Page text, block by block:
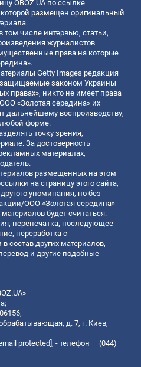
OBOZ.UA по ссылке
которой размещен оригинальный
том числе интервью, статьи,
журналистов
права на которые
Getty Images редакция
законом Украины
правах», никто не имеет права
«Золотая середина» их
дальнейшему воспроизводству,
форме.
точку зрения,
За достоверность
материалах,
размещенных на этом
на страницу этого сайта,
упоминания, но без
ООО «Золотая середина»
будет считаться:
перепечатка, последующее
переработка с
состав других материалов,
и другие подобные
д. 7, г. Киев,
protected]; - телефон — (044)